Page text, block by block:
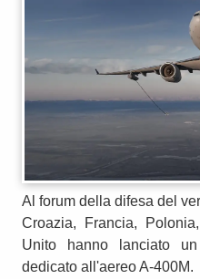
Al forum della difesa del
Croazia, Francia,
Unito hanno lanciato
dedicato all'aereo A-400M.